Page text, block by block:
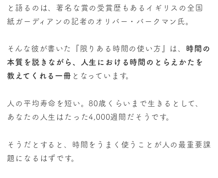
と語るのは、著名な賞の受賞歴もあるイギリスの全国
紙ガーディアンの記者のオリバー・バークマン氏。
そんな彼が書いた『限りある時間の使い方』は、 時間の
本質を説きながら、人生における時間のとらえかたを
教えてくれる一冊 となっています。
人の平均寿命を短い。80歳くらいまで生きるとして、
あなたの人生はたった4,000週間だそうです。
そうだとすると、時間をうまく使うことが人の最重要課
題になるはずです。